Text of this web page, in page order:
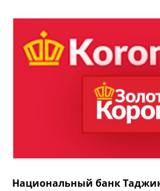
Национальный банк